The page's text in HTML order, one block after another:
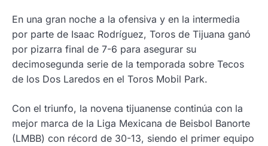
En una gran noche a la ofensiva y en la intermedia
por parte de Isaac Rodríguez, Toros de Tijuana ganó
por pizarra final de 7-6 para asegurar su
decimosegunda serie de la temporada sobre Tecos
de los Dos Laredos en el Toros Mobil Park.
Con el triunfo, la novena tijuanense continúa con la
mejor marca de la Liga Mexicana de Beisbol Banorte
(LMBB) con récord de 30-13, siendo el primer equipo